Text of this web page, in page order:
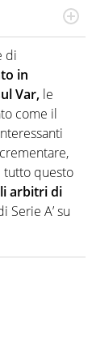
del calcio in
Non si perde
delle
di
in
Var, le
come il
tutto questo
arbitri di
Serie A’ su